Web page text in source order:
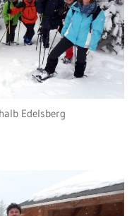
Edelsberg